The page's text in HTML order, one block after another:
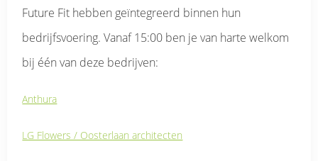
Future Fit hebben geïntegreerd binnen hun
bedrijfsvoering. Vanaf 15:00 ben je van harte welkom
bij één van deze bedrijven:
Anthura
LG Flowers / Oosterlaan architecten